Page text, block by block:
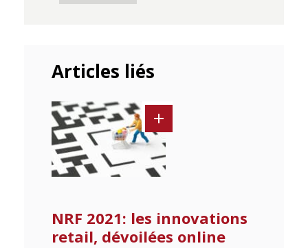
Articles liés
NRF 2021: les innovations
retail, dévoilées online